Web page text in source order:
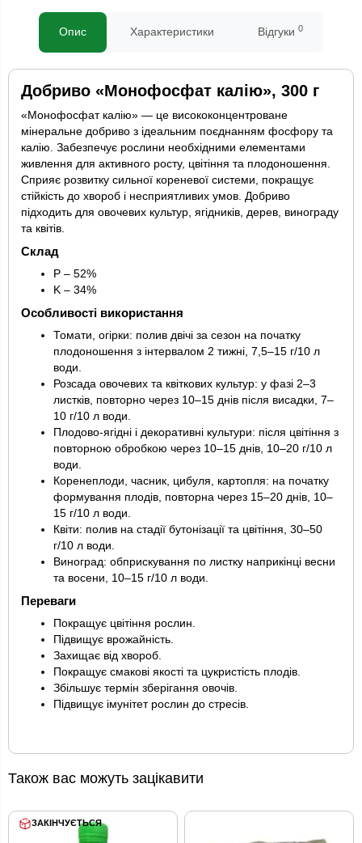
Опис Характеристики Відгуки 0
Добриво «Монофосфат калію», 300 г
«Монофосфат калію» — це висококонцентроване
мінеральне добриво з ідеальним поєднанням фосфору та
калію. Забезпечує рослини необхідними елементами
живлення для активного росту, цвітіння та плодоношення.
Сприяє розвитку сильної кореневої системи, покращує
стійкість до хвороб і несприятливих умов. Добриво
підходить для овочевих культур, ягідників, дерев, винограду
та квітів.
Склад
P – 52%
K – 34%
Особливості використання
Томати, огірки: полив двічі за сезон на початку
плодоношення з інтервалом 2 тижні, 7,5–15 г/10 л
води.
Розсада овочевих та квіткових культур: у фазі 2–3
листків, повторно через 10–15 днів після висадки, 7–
10 г/10 л води.
Плодово-ягідні і декоративні культури: після цвітіння з
повторною обробкою через 10–15 днів, 10–20 г/10 л
води.
Коренеплоди, часник, цибуля, картопля: на початку
формування плодів, повторна через 15–20 днів, 10–
15 г/10 л води.
Квіти: полив на стадії бутонізації та цвітіння, 30–50
г/10 л води.
Виноград: обприскування по листку наприкінці весни
та восени, 10–15 г/10 л води.
Переваги
Покращує цвітіння рослин.
Підвищує врожайність.
Захищає від хвороб.
Покращує смакові якості та цукристість плодів.
Збільшує термін зберігання овочів.
Підвищує імунітет рослин до стресів.
Також вас можуть зацікавити
ЗАКІНЧУЄТЬСЯ